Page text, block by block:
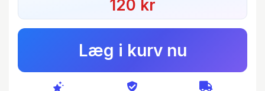
indbyggerne og byens udvikling. Både når byen
har åbnet sig mod omverdenen og har gemt sig
bag voldene. Forfatterne fortæller levende om
istid og bopladser, borge og bisper, kirker og
kristendom, reformation og revolution, konger
og tiggere, prægtige bygninger og fattige
120 kr
Læg i kurv nu